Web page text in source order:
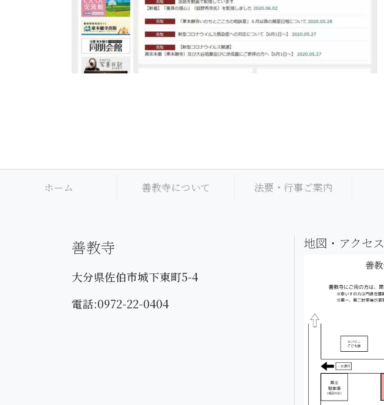
ホーム 善教寺について 法要・行事ご案内
善教寺
大分県佐伯市城下東町5-4
電話:0972-22-0404
地図・アクセス